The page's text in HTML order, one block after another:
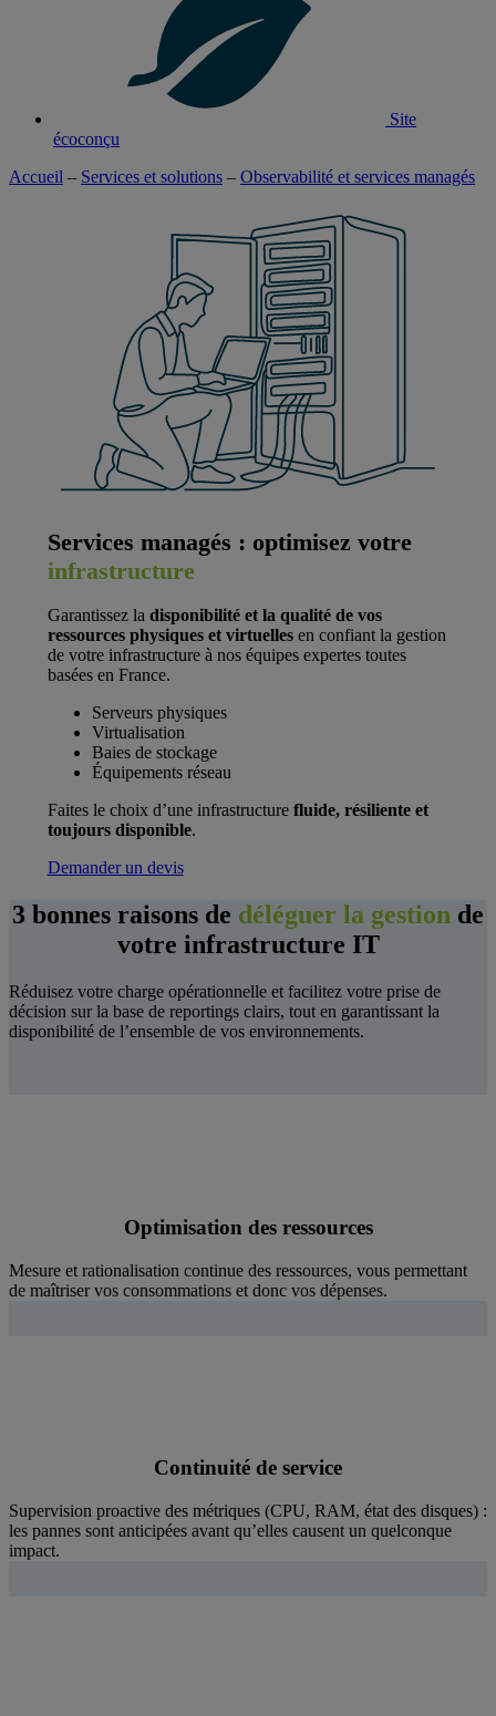
Site
écoconçu
Accueil – Services et solutions – Observabilité et services managés
Services managés : optimisez votre
infrastructure
Garantissez la disponibilité et la qualité de vos
ressources physiques et virtuellesen confiant la gestion
de votre infrastructure à nos équipes expertes toutes
basées en France.
Serveurs physiques
Virtualisation
Baies de stockage
Équipements réseau
Faites le choix d’une infrastructure fluide, résiliente et
toujours disponible.
Demander un devis
3 bonnes raisons de déléguer la gestion de
votre infrastructure IT
Réduisez votre charge opérationnelle et facilitez votre prise de
décision sur la base de reportings clairs, tout en garantissant la
disponibilité de l’ensemble de vos environnements.
Optimisation des ressources
Mesure et rationalisation continue des ressources, vous permettant
de maîtriser vos consommations et donc vos dépenses.
Continuité de service
Supervision proactive des métriques (CPU, RAM, état des disques) :
les pannes sont anticipées avant qu’elles causent un quelconque
impact.